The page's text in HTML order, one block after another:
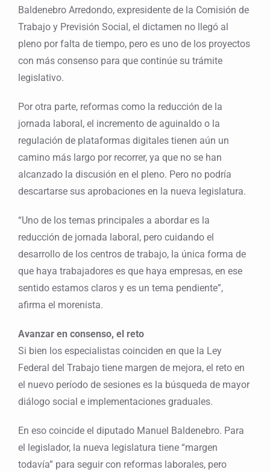
Baldenebro Arredondo, expresidente de la Comisión de
Trabajo y Previsión Social, el dictamen no llegó al
pleno por falta de tiempo, pero es uno de los proyectos
con más consenso para que continúe su trámite
legislativo.
Por otra parte, reformas como la reducción de la
jornada laboral, el incremento de aguinaldo o la
regulación de plataformas digitales tienen aún un
camino más largo por recorrer, ya que no se han
alcanzado la discusión en el pleno. Pero no podría
descartarse sus aprobaciones en la nueva legislatura.
“Uno de los temas principales a abordar es la
reducción de jornada laboral, pero cuidando el
desarrollo de los centros de trabajo, la única forma de
que haya trabajadores es que haya empresas, en ese
sentido estamos claros y es un tema pendiente”,
afirma el morenista.
Avanzar en consenso, el reto
Si bien los especialistas coinciden en que la Ley
Federal del Trabajo tiene margen de mejora, el reto en
el nuevo período de sesiones es la búsqueda de mayor
diálogo social e implementaciones graduales.
En eso coincide el diputado Manuel Baldenebro. Para
el legislador, la nueva legislatura tiene “margen
todavía” para seguir con reformas laborales, pero